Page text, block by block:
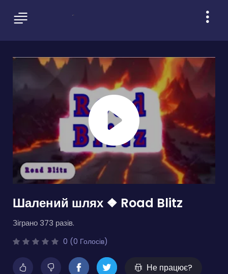
Шалений шлях ❖ Road Blitz
Зіграно 373 разів.
0 (0 Голосів)
Не працює?